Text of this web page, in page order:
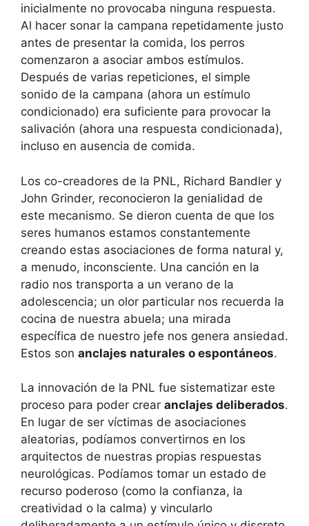
inicialmente no provocaba ninguna respuesta.
Al hacer sonar la campana repetidamente justo
antes de presentar la comida, los perros
comenzaron a asociar ambos estímulos.
Después de varias repeticiones, el simple
sonido de la campana (ahora un estímulo
condicionado) era suficiente para provocar la
salivación (ahora una respuesta condicionada),
incluso en ausencia de comida.
Los co-creadores de la PNL, Richard Bandler y
John Grinder, reconocieron la genialidad de
este mecanismo. Se dieron cuenta de que los
seres humanos estamos constantemente
creando estas asociaciones de forma natural y,
a menudo, inconsciente. Una canción en la
radio nos transporta a un verano de la
adolescencia; un olor particular nos recuerda la
cocina de nuestra abuela; una mirada
específica de nuestro jefe nos genera ansiedad.
Estos son anclajes naturales o espontáneos.
La innovación de la PNL fue sistematizar este
proceso para poder crear anclajes deliberados.
En lugar de ser víctimas de asociaciones
aleatorias, podíamos convertirnos en los
arquitectos de nuestras propias respuestas
neurológicas. Podíamos tomar un estado de
recurso poderoso (como la confianza, la
creatividad o la calma) y vincularlo